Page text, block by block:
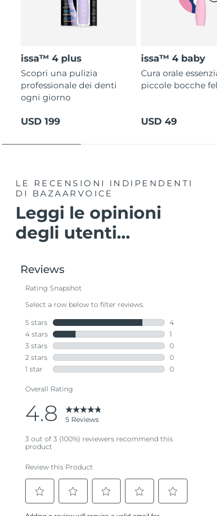
issa™ 4 plus
Scopri una pulizia
professionale dei denti
ogni giorno
USD 199
issa™ 4 baby
Cura orale
piccole bocche
USD 49
LE RECENSIONI INDIPENDENTI
DI BAZAARVOICE
Leggi le opinioni
degli utenti…